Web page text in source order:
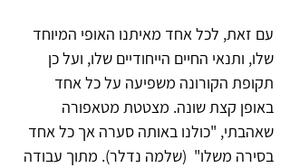
עם זאת, לכל אחד מאיתנו האופי המיוחד
שלו, ותנאי החיים הייחודיים שלו, ועל כן
תקופת הקורונה משפיעה על כל אחד
באופן קצת שונה. מצטטת מטאפורה
שאהבתי, "כולנו באותה סערה אך כל אחד
בסירה משלו"  (שלמה נדלר). מתוך עבודה